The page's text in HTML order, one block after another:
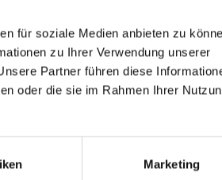
für soziale Medien anbieten zu
zu Ihrer Verwendung unserer
Partner führen diese
oder die sie im Rahmen Ihrer
Marketing
Più